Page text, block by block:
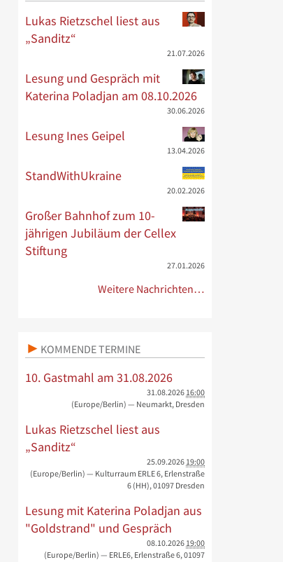
Lukas Rietzschel liest aus
„Sanditz“
21.07.2026
Lesung und Gespräch mit
Katerina Poladjan am 08.10.2026
30.06.2026
Lesung Ines Geipel
13.04.2026
StandWithUkraine
20.02.2026
Großer Bahnhof zum 10-
jährigen Jubiläum der Cellex
Stiftung
27.01.2026
Weitere Nachrichten…
KOMMENDE TERMINE
10. Gastmahl am 31.08.2026
31.08.2026 16:00
(Europe/Berlin) — Neumarkt, Dresden
Lukas Rietzschel liest aus
„Sanditz“
25.09.2026 19:00
(Europe/Berlin) — Kulturraum ERLE 6, Erlenstraße
6 (HH), 01097 Dresden
Lesung mit Katerina Poladjan aus
"Goldstrand" und Gespräch
08.10.2026 19:00
(Europe/Berlin) — ERLE6, Erlenstraße 6, 01097